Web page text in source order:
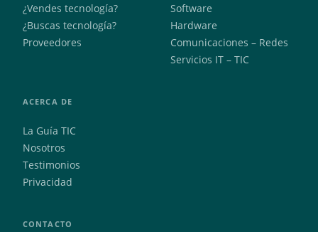
¿Vendes tecnología?
¿Buscas tecnología?
Proveedores
Software
Hardware
Comunicaciones – Redes
Servicios IT – TIC
ACERCA DE
La Guía TIC
Nosotros
Testimonios
Privacidad
CONTACTO